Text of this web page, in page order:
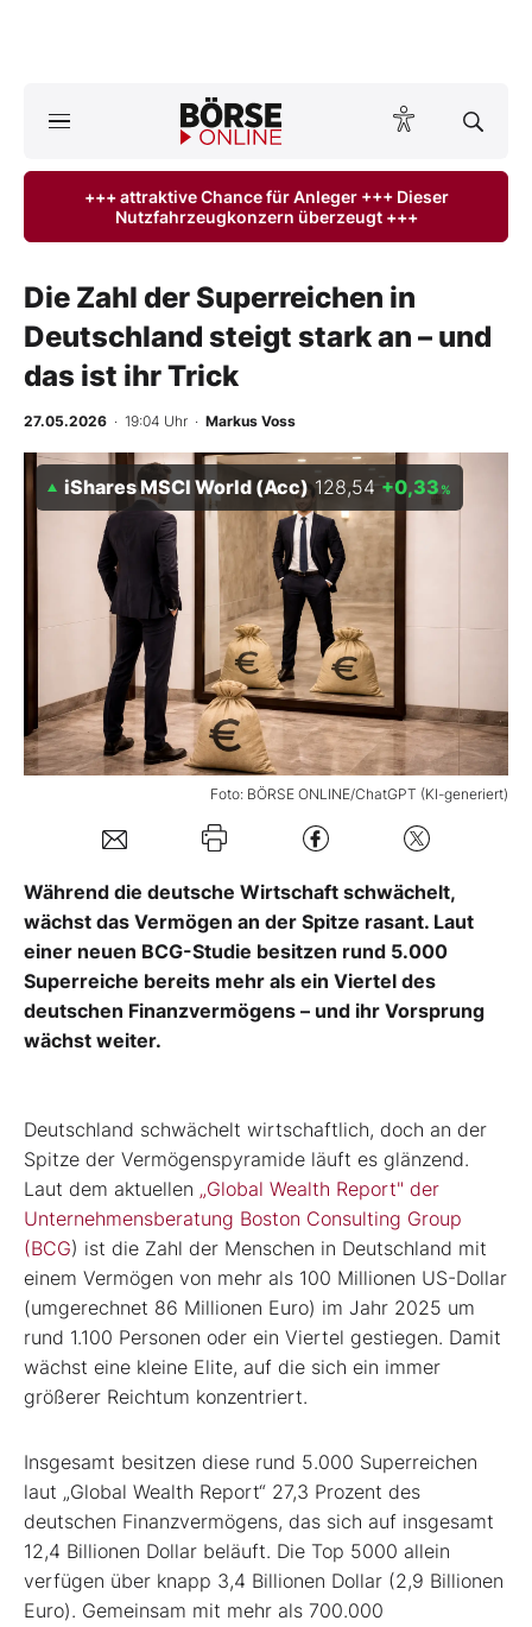
Anlageprodukte
Finanz-Check
Abo & Shop
Experten
Mein B:O
Mein Konto
Folgen Sie uns
Kontakt
+++ attraktive Chance für Anleger +++ Dieser
Nutzfahrzeugkonzern überzeugt +++
Die Zahl der Superreichen in
Deutschland steigt stark an – und
das ist ihr Trick
27.05.2026 · 19:04 Uhr · Markus Voss
Foto: BÖRSE ONLINE/ChatGPT (KI-generiert)
iShares MSCI World (Acc) 128,54 +0,33 %
Während die deutsche Wirtschaft schwächelt,
wächst das Vermögen an der Spitze rasant. Laut
einer neuen BCG-Studie besitzen rund 5.000
Superreiche bereits mehr als ein Viertel des
deutschen Finanzvermögens – und ihr Vorsprung
wächst weiter.
Deutschland schwächelt wirtschaftlich, doch an der
Spitze der Vermögenspyramide läuft es glänzend.
Laut dem aktuellen „Global Wealth Report" der
Unternehmensberatung Boston Consulting Group
(BCG) ist die Zahl der Menschen in Deutschland mit
einem Vermögen von mehr als 100 Millionen US-Dollar
(umgerechnet 86 Millionen Euro) im Jahr 2025 um
rund 1.100 Personen oder ein Viertel gestiegen. Damit
wächst eine kleine Elite, auf die sich ein immer
größerer Reichtum konzentriert.
Insgesamt besitzen diese rund 5.000 Superreichen
laut „Global Wealth Report“ 27,3 Prozent des
deutschen Finanzvermögens, das sich auf insgesamt
12,4 Billionen Dollar beläuft. Die Top 5000 allein
verfügen über knapp 3,4 Billionen Dollar (2,9 Billionen
Euro). Gemeinsam mit mehr als 700.000